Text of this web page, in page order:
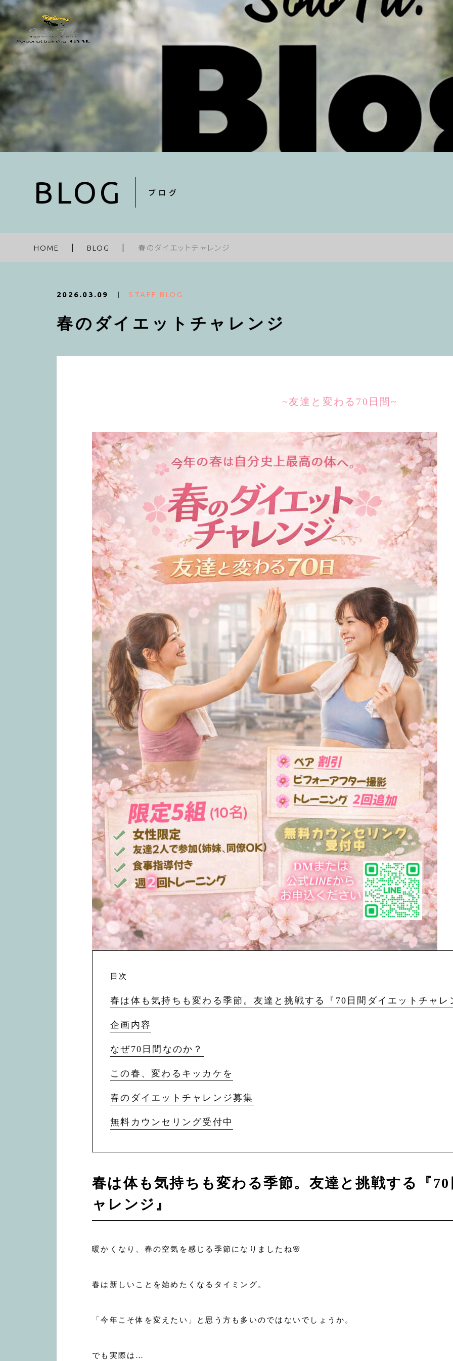
BLOG ブログ
HOME BLOG 春のダイエットチャレンジ
2026.03.09 STAFF BLOG
春のダイエットチャレンジ
~友達と変わる70日間~
目次
春は体も気持ちも変わる季節。友達と挑戦する『70日間ダイエットチャレ
企画内容
なぜ70日間なのか？
この春、変わるキッカケを
春のダイエットチャレンジ募集
無料カウンセリング受付中
春は体も気持ちも変わる季節。友達と挑戦する『
ャレンジ』
暖かくなり、春の空気を感じる季節になりましたね🌸
春は新しいことを始めたくなるタイミング。
「今年こそ体を変えたい」と思う方も多いのではないでしょうか。
でも実際は…